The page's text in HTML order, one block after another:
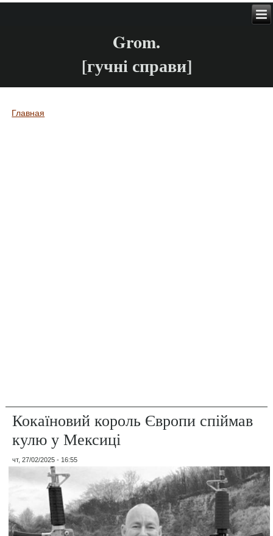
Grom.
[гучні справи]
Вы здесь
Главная
Кокаїновий король Європи спіймав
кулю у Мексиці
чт, 27/02/2025 - 16:55